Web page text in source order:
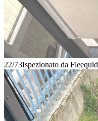
22/73Ispezionato da Fleequid